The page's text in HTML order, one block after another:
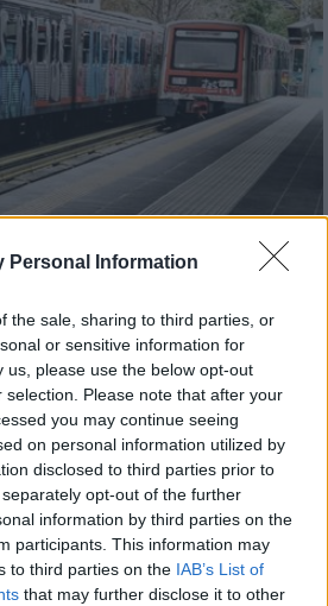
Personal Information
the sale, sharing to third parties, or
or sensitive information for
us, please use the below opt-out
Please note that after your
you may continue seeing
on personal information utilized by
disclosed to third parties prior to
opt-out of the further
information by third parties on the
participants. This information may
to third parties on the IAB’s List of
that may further disclose it to other
ΗΣΑΠ Πειραιά -
τέταρτο άτομο
σε τρεις συλλήψεις
δυστύχημα